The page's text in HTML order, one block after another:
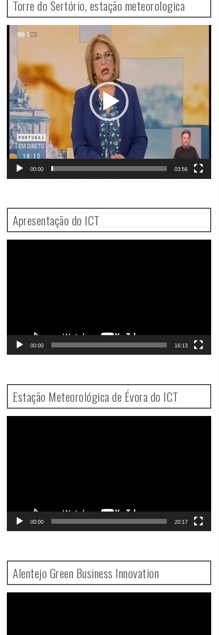
Torre do Sertório, estação meteorologica
Player
00:00 03:56
Apresentação do ICT
00:00 16:13
Estação Meteorológica de Évora do ICT
00:00 20:17
Alentejo Green Business Innovation